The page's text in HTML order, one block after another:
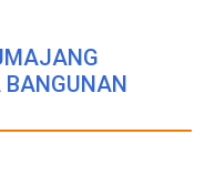
BANGUNAN